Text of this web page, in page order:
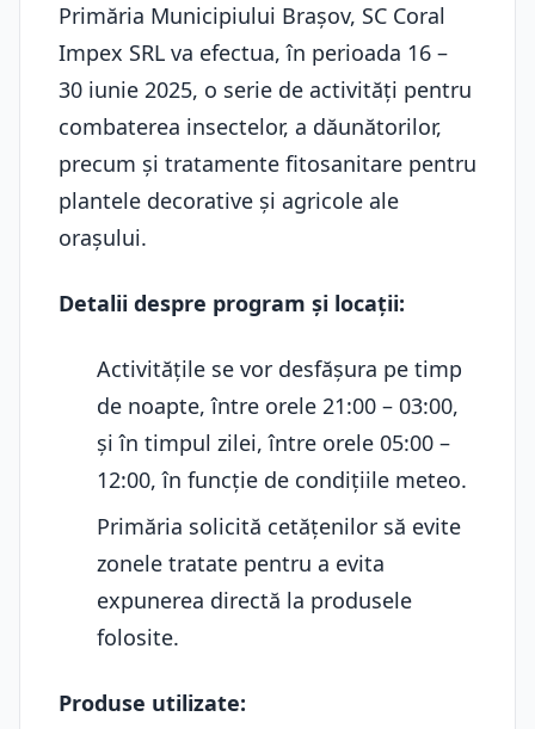
Primăria Municipiului Brașov, SC Coral
Impex SRL va efectua, în perioada 16 –
30 iunie 2025, o serie de activități pentru
combaterea insectelor, a dăunătorilor,
precum și tratamente fitosanitare pentru
plantele decorative și agricole ale
orașului.
Detalii despre program și locații:
Activitățile se vor desfășura pe timp
de noapte, între orele 21:00 – 03:00,
și în timpul zilei, între orele 05:00 –
12:00, în funcție de condițiile meteo.
Primăria solicită cetățenilor să evite
zonele tratate pentru a evita
expunerea directă la produsele
folosite.
Produse utilizate: